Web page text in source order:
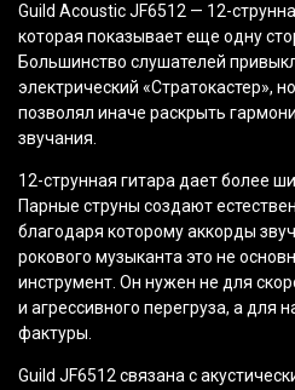
Guild Acoustic JF6512 — 12-
которая показывает еще одну
Большинство слушателей
электрический «Стратокастер»,
позволял иначе раскрыть
звучания.
12-струнная гитара дает более
Парные струны создают
благодаря которому аккорды
рокового музыканта это не
инструмент. Он нужен не для
и агрессивного перегруза, а для
фактуры.
Guild JF6512 связана с